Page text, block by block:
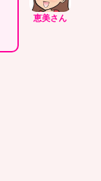
恵美さん